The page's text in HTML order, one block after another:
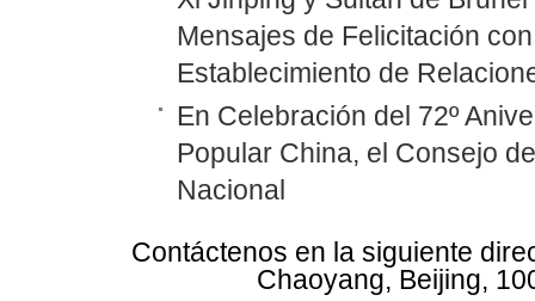
Mensajes de Felicitación
Establecimiento de
En Celebración del 72º
Popular China, el Consejo
Nacional
Contáctenos en la siguiente
Chaoyang, Beijing,